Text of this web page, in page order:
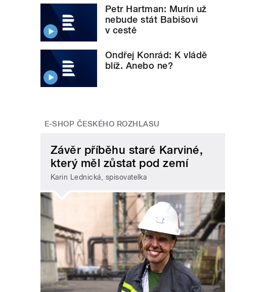
Petr Hartman: Murín už
nebude stát Babišovi
v cestě
Ondřej Konrád: K vládě
blíž. Anebo ne?
E-SHOP ČESKÉHO ROZHLASU
Závěr příběhu staré Karviné,
který měl zůstat pod zemí
Karin Lednická, spisovatelka